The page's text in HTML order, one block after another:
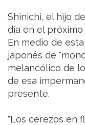
Shinichi, el hijo
día en el próximo
En medio de
japonés de
melancólico de
de esa
presente.
"Los cerezos en